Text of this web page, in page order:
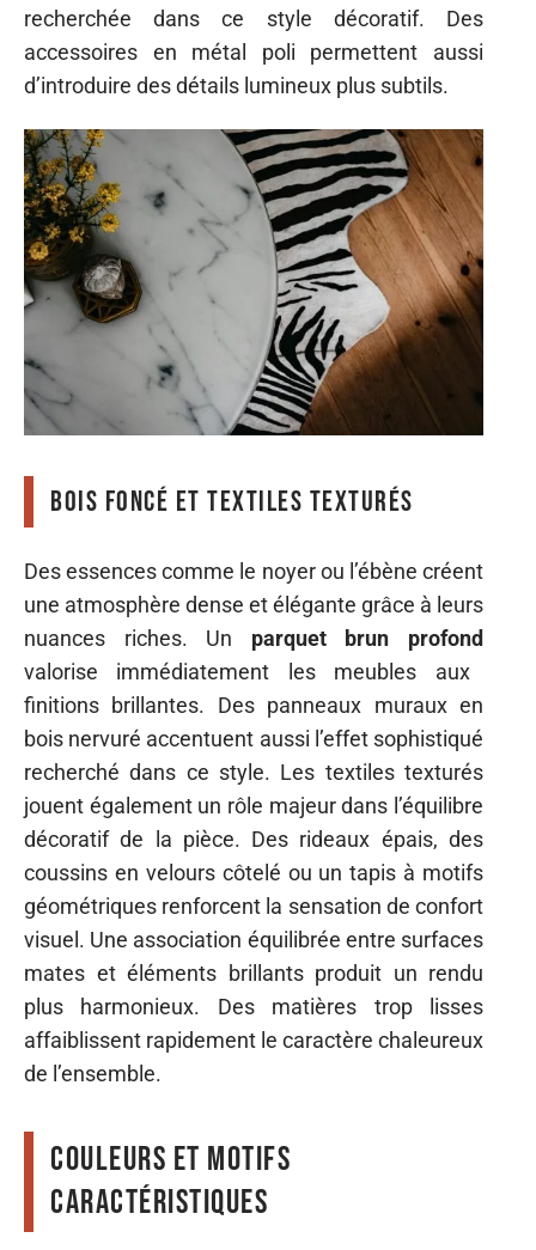
recherchée dans ce style décoratif. Des
accessoires en métal poli permettent aussi
d’introduire des détails lumineux plus subtils.
Bois foncé et textiles texturés
Des essences comme le noyer ou l’ébène créent
une atmosphère dense et élégante grâce à leurs
nuances riches. Un parquet brun profond
valorise immédiatement les meubles aux
finitions brillantes. Des panneaux muraux en
bois nervuré accentuent aussi l’effet sophistiqué
recherché dans ce style. Les textiles texturés
jouent également un rôle majeur dans l’équilibre
décoratif de la pièce. Des rideaux épais, des
coussins en velours côtelé ou un tapis à motifs
géométriques renforcent la sensation de confort
visuel. Une association équilibrée entre surfaces
mates et éléments brillants produit un rendu
plus harmonieux. Des matières trop lisses
affaiblissent rapidement le caractère chaleureux
de l’ensemble.
Couleurs et motifs
caractéristiques